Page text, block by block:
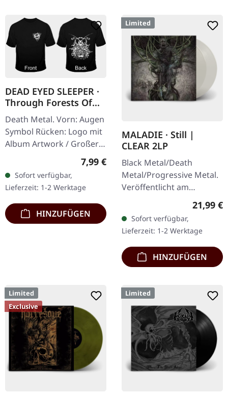
DEAD EYED SLEEPER ·
Through Forests Of
Nonentities Bug TS |
T-SHIRT L
Death Metal. Vorn: Augen
Symbol Rücken: Logo mit
Album Artwork / Großer
stilisierter Käfer 100%
Baumwolle, Fruit Of The
Loom Heavy Cotton
Regulärer Preis:
7,99 €
Sofort verfügbar,
Lieferzeit: 1-2 Werktage
HINZUFÜGEN
Limited
MALADIE · Still |
CLEAR 2LP
Black Metal/Death
Metal/Progressive Metal.
Veröffentlicht am
10.04.2015, auf Supreme
Transparentes Doppel-
Vinyl im schweren…
21,99 €
Sofort verfügbar,
Lieferzeit: 1-2 Werktage
HINZUFÜGEN
Limited
Exclusive
Limited